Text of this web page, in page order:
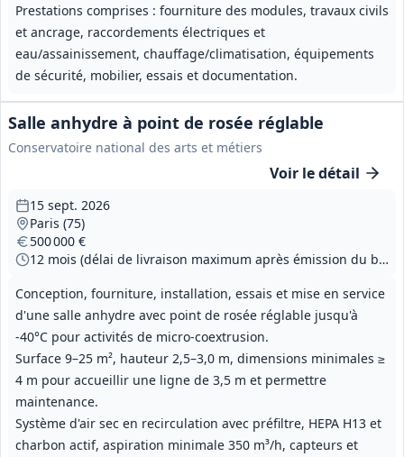
Prestations comprises : fourniture des modules, travaux civils
et ancrage, raccordements électriques et
eau/assainissement, chauffage/climatisation, équipements
de sécurité, mobilier, essais et documentation.
Salle anhydre à point de rosée réglable
Conservatoire national des arts et métiers
Voir le détail
Conception, fourniture, installation, essais et mise en service
d'une salle anhydre avec point de rosée réglable jusqu'à
-40°C pour activités de micro‑coextrusion.
Surface 9–25 m², hauteur 2,5–3,0 m, dimensions minimales ≥
4 m pour accueillir une ligne de 3,5 m et permettre
maintenance.
Système d'air sec en recirculation avec préfiltre, HEPA H13 et
charbon actif, aspiration minimale 350 m³/h, capteurs et
15 sept. 2026
Paris (75)
500 000 €
12 mois (délai de livraison maximum après émission du bon de commande), réception visée fin 2027